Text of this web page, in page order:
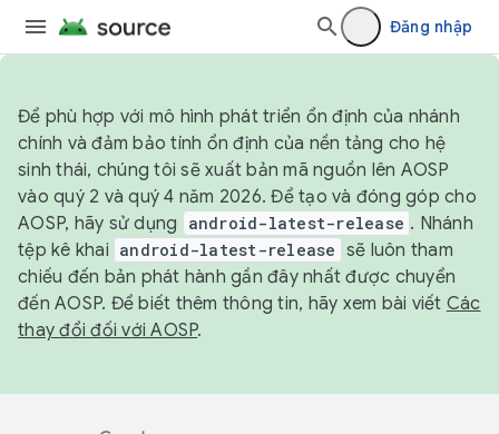
Đăng nhập
Để phù hợp với mô hình phát triển ổn định của nhánh
chính và đảm bảo tính ổn định của nền tảng cho hệ
sinh thái, chúng tôi sẽ xuất bản mã nguồn lên AOSP
vào quý 2 và quý 4 năm 2026. Để tạo và đóng góp cho
AOSP, hãy sử dụng
android-latest-release . Nhánh
tệp kê khai android-latest-release sẽ luôn tham
chiếu đến bản phát hành gần đây nhất được chuyển
đến AOSP. Để biết thêm thông tin, hãy xem bài viết Các
thay đổi đối với AOSP.